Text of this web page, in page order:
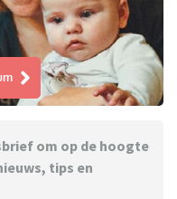
om op de hoogte
tips en